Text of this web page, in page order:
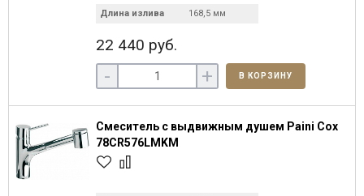
Длина излива
168,5 мм
22 440 руб.
- + В КОРЗИНУ
Смеситель с выдвижным душем Paini Cox
78CR576LMKM